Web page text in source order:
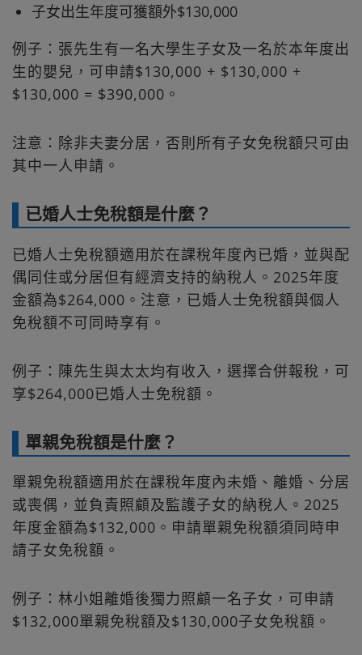
子女出生年度可獲額外$130,000
例子：張先生有一名大學生子女及一名於本年度出
生的嬰兒，可申請$130,000 + $130,000 +
$130,000 = $390,000。
注意：除非夫妻分居，否則所有子女免稅額只可由
其中一人申請。
已婚人士免稅額是什麼？
已婚人士免稅額適用於在課稅年度內已婚，並與配
偶同住或分居但有經濟支持的納稅人。2025年度
金額為$264,000。注意，已婚人士免稅額與個人
免稅額不可同時享有。
例子：陳先生與太太均有收入，選擇合併報稅，可
享$264,000已婚人士免稅額。
單親免稅額是什麼？
單親免稅額適用於在課稅年度內未婚、離婚、分居
或喪偶，並負責照顧及監護子女的納稅人。2025
年度金額為$132,000。申請單親免稅額須同時申
請子女免稅額。
例子：林小姐離婚後獨力照顧一名子女，可申請
$132,000單親免稅額及$130,000子女免稅額。